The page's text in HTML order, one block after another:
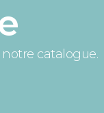
catalogue.